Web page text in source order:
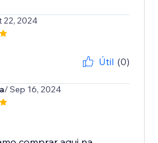
22, 2024
Útil (0)
/ Sep 16, 2024